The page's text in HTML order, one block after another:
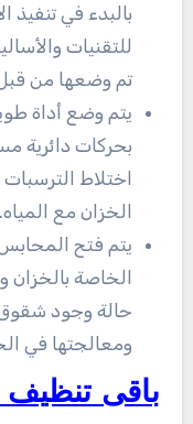
بالبدء في تنفيذ
للتقنيات
تم وضعها من
يتم وضع أداة
بحركات دائرية
اختلاط
الخزان مع المياه.
يتم فتح
الخاصة بالخزان
حالة وجود شقوق
ومعالجتها في
باقى